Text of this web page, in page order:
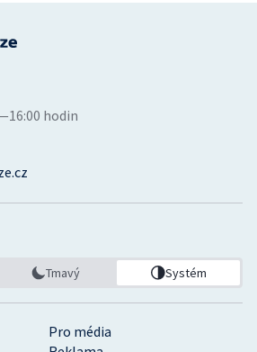
Pro média
hodin
Tmavý Systém